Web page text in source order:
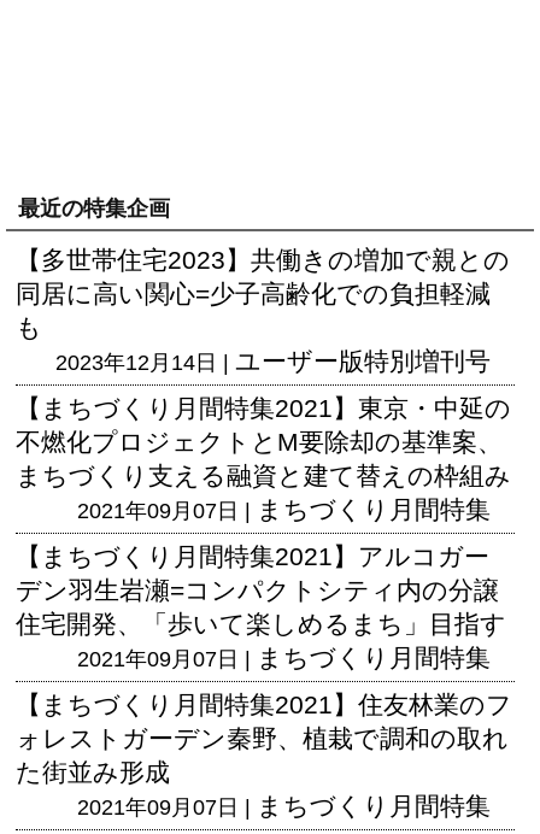
最近の特集企画
【多世帯住宅2023】共働きの増加で親との
同居に高い関心=少子高齢化での負担軽減
も
2023年12月14日 | ユーザー版特別増刊号
【まちづくり月間特集2021】東京・中延の
不燃化プロジェクトとM要除却の基準案、
まちづくり支える融資と建て替えの枠組み
2021年09月07日 | まちづくり月間特集
【まちづくり月間特集2021】アルコガー
デン羽生岩瀬=コンパクトシティ内の分譲
住宅開発、「歩いて楽しめるまち」目指す
2021年09月07日 | まちづくり月間特集
【まちづくり月間特集2021】住友林業のフ
ォレストガーデン秦野、植栽で調和の取れ
た街並み形成
2021年09月07日 | まちづくり月間特集